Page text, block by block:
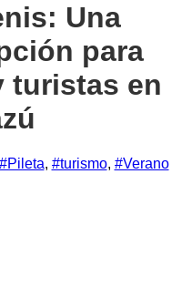
Una
para
turistas en
#Pileta, #turismo, #Verano